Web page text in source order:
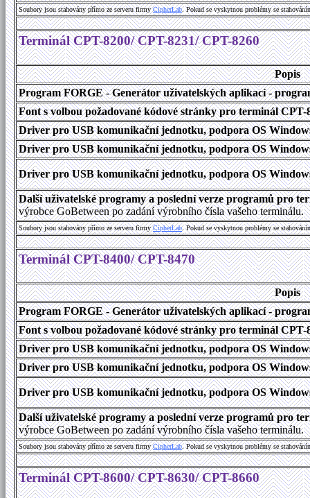
Soubory jsou stahovány přímo ze serveru firmyCipherLab. Pokud se vyskytnou problémy se
Terminál CPT-8200/ CPT-8231/ CPT-8260
Popis
Program FORGE - Generátor uživatelských aplikací -
Font s volbou požadované kódové stránky pro terminál
Driver pro USB komunikační jednotku, podpora OS
Driver pro USB komunikační jednotku, podpora OS
Driver pro USB komunikační jednotku, podpora OS
Další uživatelské programy a poslední verze programů pro
výrobce GoBetween po zadání výrobního čísla vašeho terminálu.
Soubory jsou stahovány přímo ze serveru firmyCipherLab. Pokud se vyskytnou problémy se
Terminál CPT-8400/ CPT-8470
Popis
Program FORGE - Generátor uživatelských aplikací -
Font s volbou požadované kódové stránky pro terminál
Driver pro USB komunikační jednotku, podpora OS
Driver pro USB komunikační jednotku, podpora OS
Driver pro USB komunikační jednotku, podpora OS
Další uživatelské programy a poslední verze programů pro
výrobce GoBetween po zadání výrobního čísla vašeho terminálu.
Soubory jsou stahovány přímo ze serveru firmyCipherLab. Pokud se vyskytnou problémy se
Terminál CPT-8600/ CPT-8630/ CPT-8660